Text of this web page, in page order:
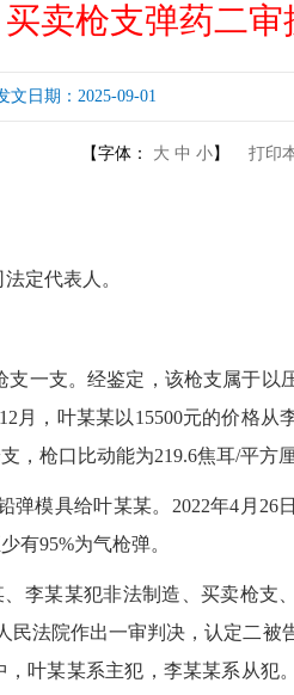
卖枪支弹药二审
日期：2025-09-01
【字体： 大 中 小】 打印
定代表人。
支一支。经鉴定，该枪支属于以
月，叶某某以15500元的价格从
，枪口比动能为219.6焦耳/平方厘
弹模具给叶某某。2022年4月26
有95%为气枪弹。
李某某犯非法制造、买卖枪支
民法院作出一审判决，认定二被
叶某某系主犯，李某某系从犯